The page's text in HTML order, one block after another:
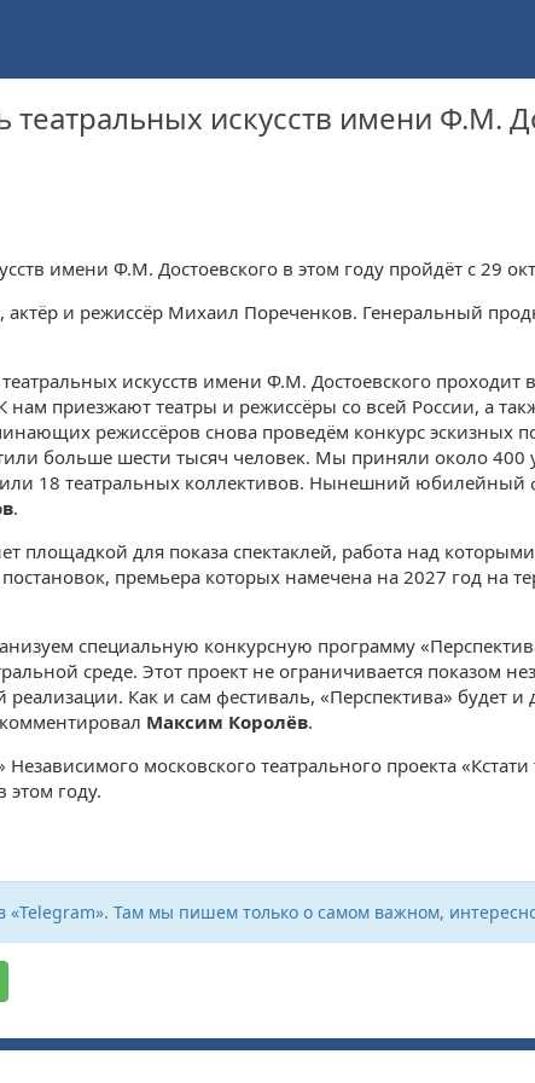
искусств имени Ф.М.
имени Ф.М. Достоевского в этом году пройдёт с 29
актёр и режиссёр Михаил Пореченков. Генеральный
искусств имени Ф.М. Достоевского
приезжают театры и режиссёры со всей России, а
режиссёров снова проведём конкурс эскизных
больше шести тысяч человек. Мы приняли около 400
18 театральных коллективов. Нынешний
.
площадкой для показа спектаклей, работа над
премьера которых намечена на 2027 год на
специальную конкурсную программу
среде. Этот проект не ограничивается показом
Как и сам фестиваль, «Перспектива» будет
Максим Королёв.
московского театрального проекта
этом году.
«Telegram». Там мы пишем только о самом важном,